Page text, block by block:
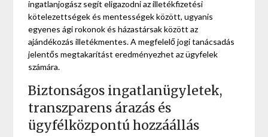
ingatlanjogász segít eligazodni az illetékfizetési
kötelezettségek és mentességek között, ugyanis
egyenes ági rokonok és házastársak között az
ajándékozás illetékmentes. A megfelelő jogi tanácsadás
jelentős megtakarítást eredményezhet az ügyfelek
számára.
Biztonságos ingatlanügyletek,
transzparens árazás és
ügyfélközpontú hozzáállás